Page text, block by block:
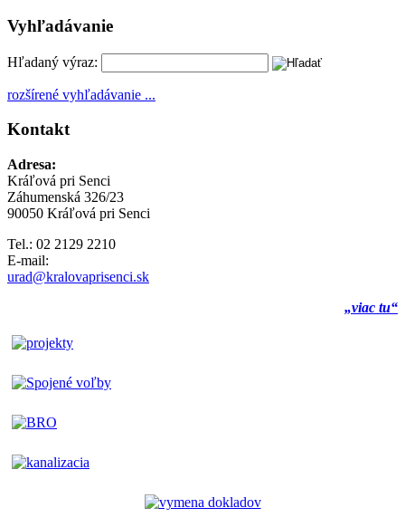
Vyhľadávanie
Hľadaný výraz:
rozšírené vyhľadávanie ...
Kontakt
Adresa:
Kráľová pri Senci
Záhumenská 326/23
90050 Kráľová pri Senci
Tel.: 02 2129 2210
E-mail:
urad@kralovaprisenci.sk
„viac tu“